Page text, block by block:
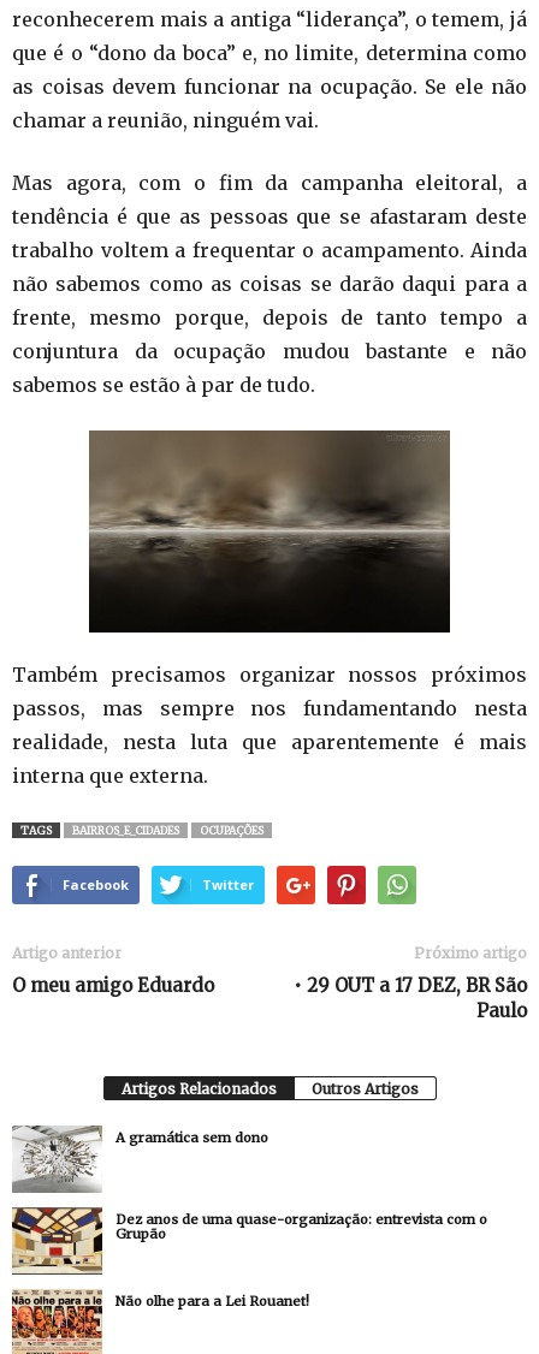
reconhecerem mais a antiga “liderança”, o temem, já
que é o “dono da boca” e, no limite, determina como
as coisas devem funcionar na ocupação. Se ele não
chamar a reunião, ninguém vai.
Mas agora, com o fim da campanha eleitoral, a
tendência é que as pessoas que se afastaram deste
trabalho voltem a frequentar o acampamento. Ainda
não sabemos como as coisas se darão daqui para a
frente, mesmo porque, depois de tanto tempo a
conjuntura da ocupação mudou bastante e não
sabemos se estão à par de tudo.
Também precisamos organizar nossos próximos
passos, mas sempre nos fundamentando nesta
realidade, nesta luta que aparentemente é mais
interna que externa.
TAGS BAIRROS_E_CIDADES OCUPAÇÕES
Facebook Twitter
Artigo anterior
O meu amigo Eduardo
Próximo artigo
• 29 OUT a 17 DEZ, BR São
Paulo
Artigos Relacionados Outros Artigos
A gramática sem dono
Dez anos de uma quase-organização: entrevista com o
Grupão
Não olhe para a Lei Rouanet!